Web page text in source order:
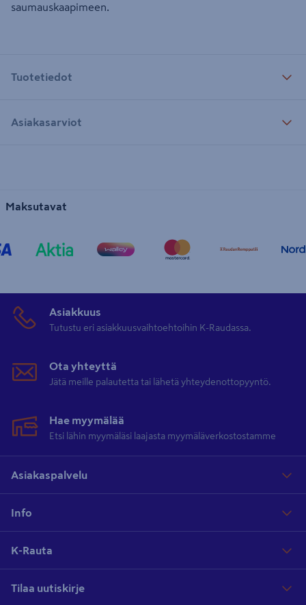
saumauskaapimeen.
Tuotetiedot
Asiakasarviot
Maksutavat
Asiakkuus
Tutustu eri asiakkuusvaihtoehtoihin K-Raudassa.
Ota yhteyttä
Jätä meille palautetta tai lähetä yhteydenottopyyntö.
Hae myymälää
Etsi lähin myymäläsi laajasta myymäläverkostostamme
Asiakaspalvelu
Info
K-Rauta
Tilaa uutiskirje